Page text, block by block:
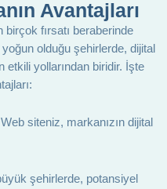
Avantajları
fırsatı beraberinde
olduğu şehirlerde, dijital
etkili yollarından biridir. İşte
siteniz, markanızın dijital
şehirlerde, potansiyel